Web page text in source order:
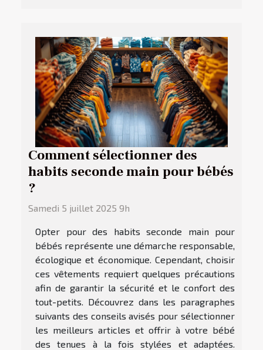
Comment sélectionner des
habits seconde main pour bébés
?
Samedi 5 juillet 2025 9h
Opter pour des habits seconde main pour
bébés représente une démarche responsable,
écologique et économique. Cependant, choisir
ces vêtements requiert quelques précautions
afin de garantir la sécurité et le confort des
tout-petits. Découvrez dans les paragraphes
suivants des conseils avisés pour sélectionner
les meilleurs articles et offrir à votre bébé
des tenues à la fois stylées et adaptées.